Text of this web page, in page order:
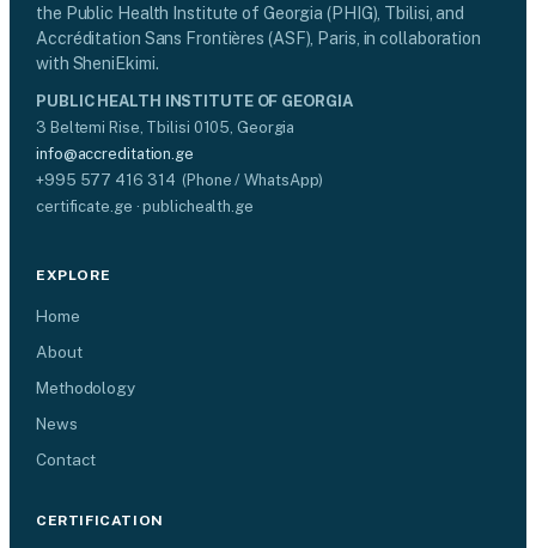
the Public Health Institute of Georgia (PHIG), Tbilisi, and
Accréditation Sans Frontières (ASF), Paris, in collaboration
with SheniEkimi.
PUBLIC HEALTH INSTITUTE OF GEORGIA
3 Beltemi Rise, Tbilisi 0105, Georgia
info@accreditation.ge
+995 577 416 314 (Phone / WhatsApp)
certificate.ge · publichealth.ge
EXPLORE
Home
About
Methodology
News
Contact
CERTIFICATION